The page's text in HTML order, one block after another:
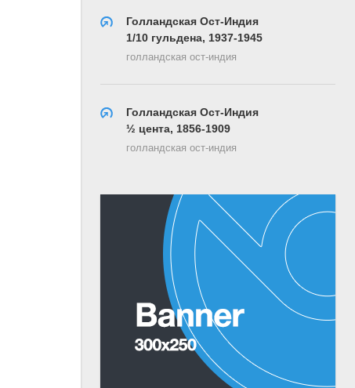
Голландская Ост-Индия
1/10 гульдена, 1937-1945
голландская ост-индия
Голландская Ост-Индия
½ цента, 1856-1909
голландская ост-индия